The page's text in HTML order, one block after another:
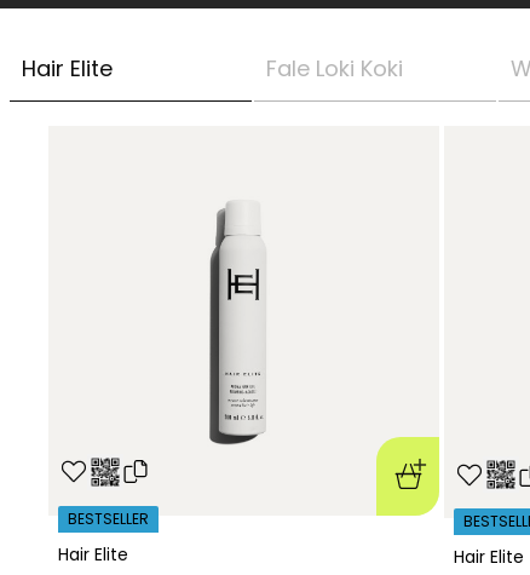
Hair Elite Fale Loki Koki
Hair Elite
BESTSELLER
Hair Elite